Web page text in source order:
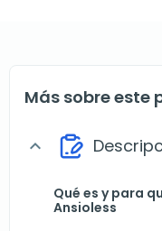
Más sobre este
expand_more
Qué es y para
Ansioless